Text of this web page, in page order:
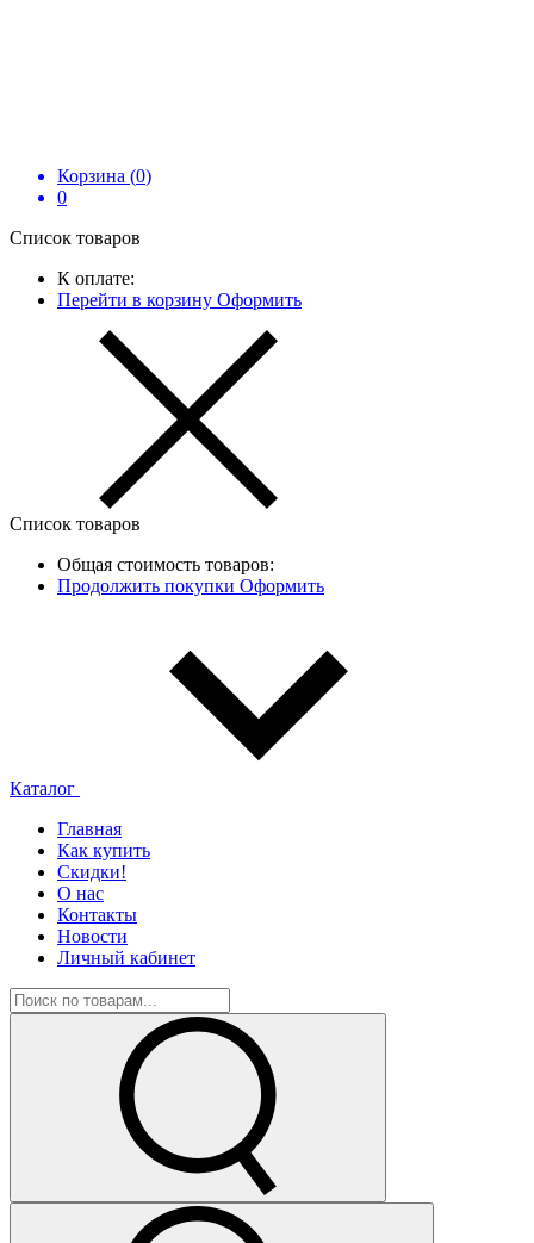
Корзина (0)
0
Список товаров
К оплате:
Перейти в корзину Оформить
Список товаров
Общая стоимость товаров:
Продолжить покупки Оформить
Каталог
Главная
Как купить
Скидки!
О нас
Контакты
Новости
Личный кабинет